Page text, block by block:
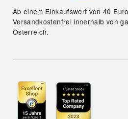
Ab einem Einkaufswert von 40
Versandkostenfrei innerhalb von
Österreich.